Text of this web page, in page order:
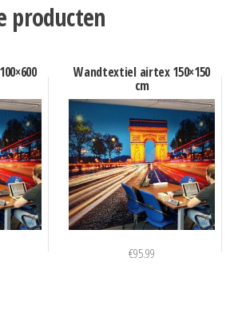
producten
Wandtextiel airtex 150×150
cm
€95.99